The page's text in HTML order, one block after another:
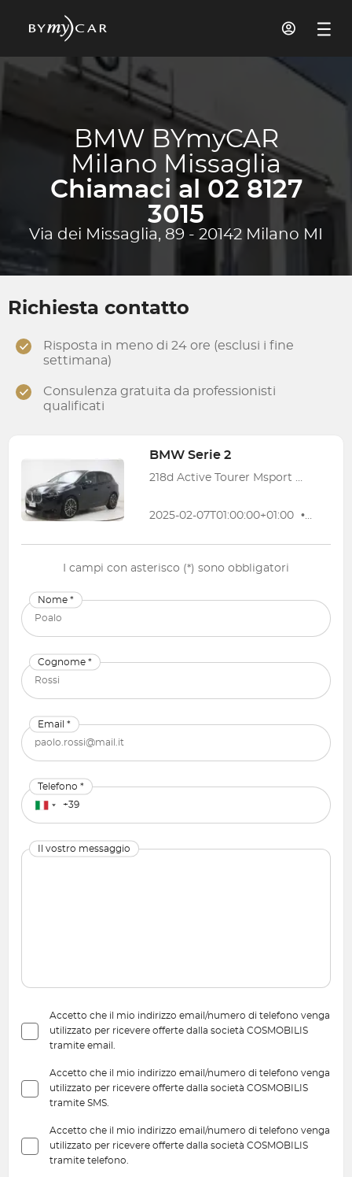
BMW BYmyCAR
Milano Missaglia
Chiamaci al 02 8127
3015
Via dei Missaglia, 89 - 20142 Milano MI
Richiesta contatto
Risposta in meno di 24 ore (esclusi i fine
settimana)
Consulenza gratuita da professionisti
qualificati
BMWSerie 2
218d Active Tourer Msport auto
2025-02-07T01:00:00+01:00 •
I campi con asterisco (*) sono obbligatori
Nome *
Cognome *
Email *
Telefono *
Il vostro messaggio
Accetto che il mio indirizzo email/numero di telefono venga
utilizzato per ricevere offerte dalla società COSMOBILIS
tramite email.
Accetto che il mio indirizzo email/numero di telefono venga
utilizzato per ricevere offerte dalla società COSMOBILIS
tramite SMS.
Accetto che il mio indirizzo email/numero di telefono venga
utilizzato per ricevere offerte dalla società COSMOBILIS
tramite telefono.